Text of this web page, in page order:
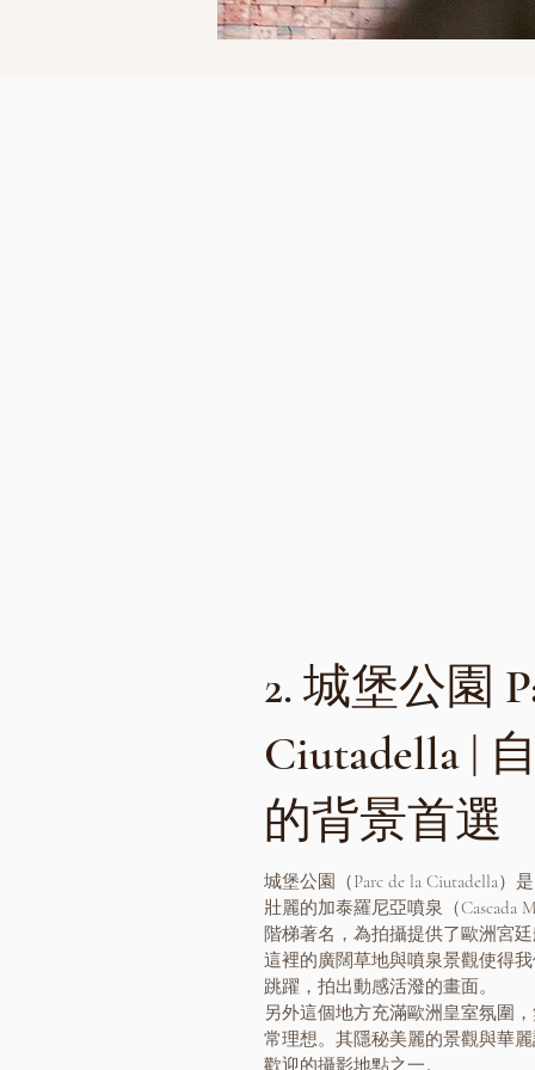
2. 城堡公園
Ciutadella |
的背景首選
城堡公園（Parc de la Ciutadella）
壯麗的加泰羅尼亞噴泉（Cascada
階梯著名，為拍攝提供了歐洲宮
這裡的廣闊草地與噴泉景觀使得
跳躍，拍出動感活潑的畫面。
另外這個地方充滿歐洲皇室氛圍
常理想。其隱秘美麗的景觀與華
歡迎的攝影地點之一。